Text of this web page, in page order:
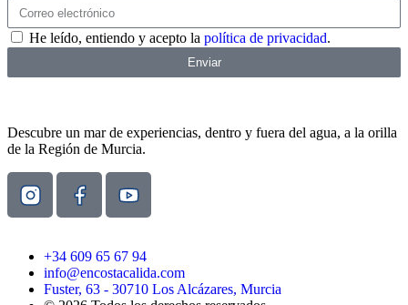
He leído, entiendo y acepto la política de privacidad.
Enviar
Descubre un mar de experiencias, dentro y fuera del agua, a la orilla
de la Región de Murcia.
+34 609 65 67 94
info@encostacalida.com
Fuster, 63 - 30710 Los Alcázares, Murcia